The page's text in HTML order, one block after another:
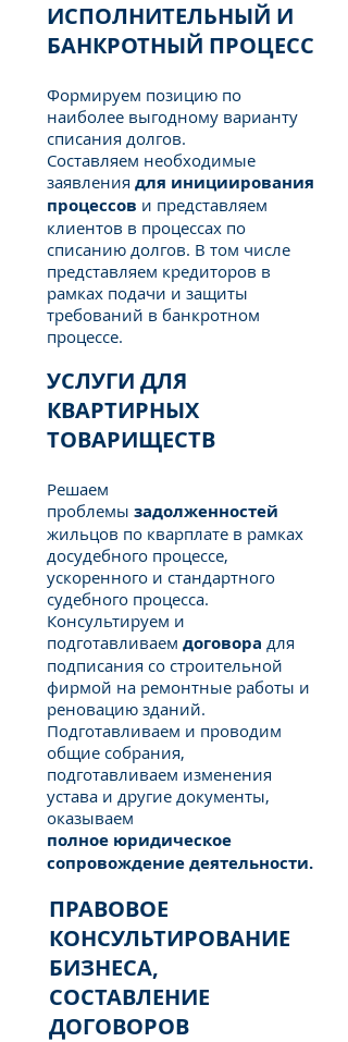
ИСПОЛНИТЕЛЬНЫЙ И
БАНКРОТНЫЙ ПРОЦЕСС
Формируем позицию по
наиболее выгодному варианту
списания долгов.
Составляем необходимые
заявления для инициирования
процессов и представляем
клиентов в процессах по
списанию долгов. В том числе
представляем кредиторов в
рамках подачи и защиты
требований в банкротном
процессе.
УСЛУГИ ДЛЯ
КВАРТИРНЫХ
ТОВАРИЩЕСТВ
Решаем
проблемы задолженностей
жильцов по кварплате в рамках
досудебного процессе,
ускоренного и стандартного
судебного процесса.
Консультируем и
подготавливаем договора для
подписания со строительной
фирмой на ремонтные работы и
реновацию зданий.
Подготавливаем и проводим
общие собрания,
подготавливаем изменения
устава и другие документы,
оказываем
полное юридическое
сопровождение деятельности.
ПРАВОВОЕ
КОНСУЛЬТИРОВАНИЕ
БИЗНЕСА,
СОСТАВЛЕНИЕ
ДОГОВОРОВ